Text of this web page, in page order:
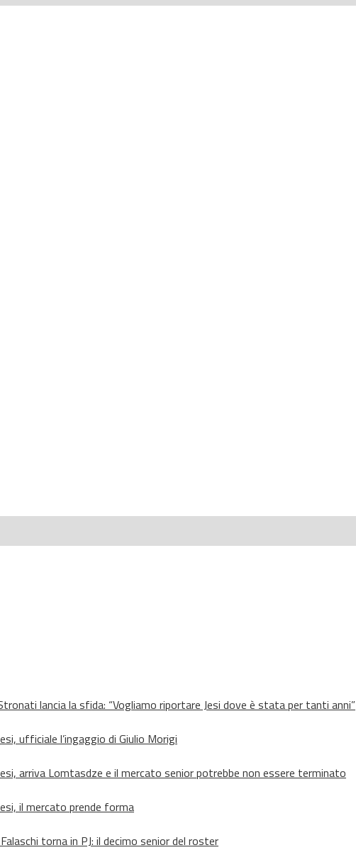
lancia la sfida: “Vogliamo riportare Jesi dove è stata per tanti anni”
ufficiale l’ingaggio di Giulio Morigi
arriva Lomtasdze e il mercato senior potrebbe non essere terminato
il mercato prende forma
torna in PJ: il decimo senior del roster